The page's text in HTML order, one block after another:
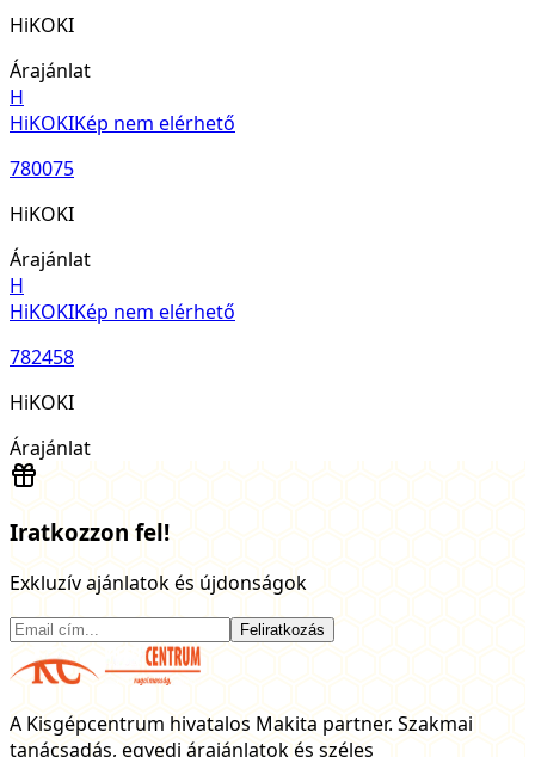
HiKOKI
Árajánlat
H
HiKOKIKép nem elérhető
780075
HiKOKI
Árajánlat
H
HiKOKIKép nem elérhető
782458
HiKOKI
Árajánlat
Iratkozzon fel!
Exkluzív ajánlatok és újdonságok
Feliratkozás
A Kisgépcentrum hivatalos Makita partner. Szakmai
tanácsadás, egyedi árajánlatok és széles